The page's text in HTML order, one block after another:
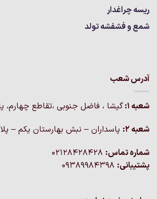
ریسه چراغدار
شمع و فشفشه تولد
آدرس شعب
شعبه 1:
گيشا ، فاضل جنوبی ،تقاطع چهارم، پلاک
شعبه 2:
پاسداران – نبش بهارستان یکم – پلاک
شماره تماس:
پشتیبانی: